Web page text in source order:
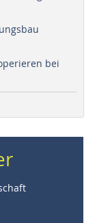
bei